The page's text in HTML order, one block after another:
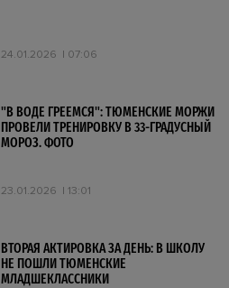
24.01.2026 07:06
"В ВОДЕ ГРЕЕМСЯ": ТЮМЕНСКИЕ МОРЖИ
ПРОВЕЛИ ТРЕНИРОВКУ В 33-ГРАДУСНЫЙ
МОРОЗ. ФОТО
23.01.2026 13:01
ВТОРАЯ АКТИРОВКА ЗА ДЕНЬ: В ШКОЛУ
НЕ ПОШЛИ ТЮМЕНСКИЕ
МЛАДШЕКЛАССНИКИ